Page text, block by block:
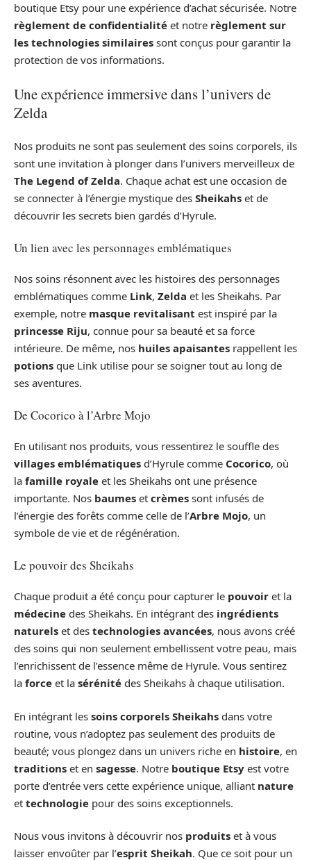
boutique Etsy pour une expérience d’achat sécurisée. Notre
règlement de confidentialité et notre règlement sur
les technologies similaires sont conçus pour garantir la
protection de vos informations.
Une expérience immersive dans l’univers de
Zelda
Nos produits ne sont pas seulement des soins corporels, ils
sont une invitation à plonger dans l’univers merveilleux de
The Legend of Zelda. Chaque achat est une occasion de
se connecter à l’énergie mystique des Sheikahs et de
découvrir les secrets bien gardés d’Hyrule.
Un lien avec les personnages emblématiques
Nos soins résonnent avec les histoires des personnages
emblématiques comme Link, Zelda et les Sheikahs. Par
exemple, notre masque revitalisant est inspiré par la
princesse Riju, connue pour sa beauté et sa force
intérieure. De même, nos huiles apaisantes rappellent les
potions que Link utilise pour se soigner tout au long de
ses aventures.
De Cocorico à l’Arbre Mojo
En utilisant nos produits, vous ressentirez le souffle des
villages emblématiques d’Hyrule comme Cocorico, où
la famille royale et les Sheikahs ont une présence
importante. Nos baumes et crèmes sont infusés de
l’énergie des forêts comme celle de l’Arbre Mojo, un
symbole de vie et de régénération.
Le pouvoir des Sheikahs
Chaque produit a été conçu pour capturer le pouvoir et la
médecine des Sheikahs. En intégrant des ingrédients
naturels et des technologies avancées, nous avons créé
des soins qui non seulement embellissent votre peau, mais
l’enrichissent de l’essence même de Hyrule. Vous sentirez
la force et la sérénité des Sheikahs à chaque utilisation.
En intégrant les soins corporels Sheikahs dans votre
routine, vous n’adoptez pas seulement des produits de
beauté; vous plongez dans un univers riche en histoire, en
traditions et en sagesse. Notre boutique Etsy est votre
porte d’entrée vers cette expérience unique, alliant nature
et technologie pour des soins exceptionnels.
Nous vous invitons à découvrir nos produits et à vous
laisser envoûter par l’esprit Sheikah. Que ce soit pour un